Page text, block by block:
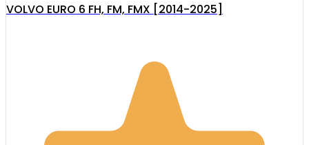
VOLVO EURO 6 FH, FM, FMX [2014-2025]